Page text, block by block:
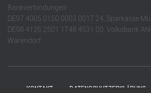
Bankverbindungen:
DE97 4005 0150 0003 0017 24, Sparkasse
DE98 4126 2501 1748 4531 00, Volksbank
Warendorf
KONTAKT DATENSCHUTZERKLÄRUNG